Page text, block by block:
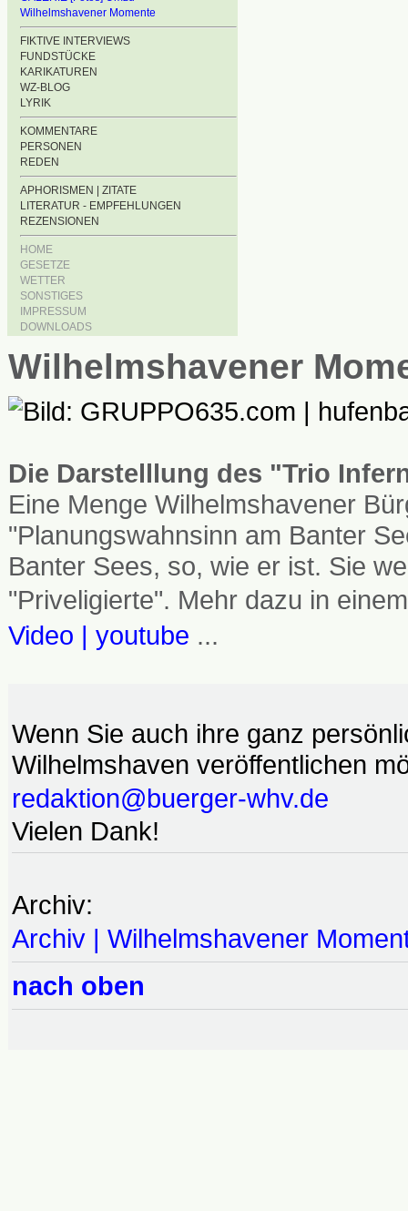
Wilhelmshavener Momente
FIKTIVE INTERVIEWS
FUNDSTÜCKE
KARIKATUREN
WZ-BLOG
LYRIK
KOMMENTARE
PERSONEN
REDEN
APHORISMEN | ZITATE
LITERATUR - EMPFEHLUNGEN
REZENSIONEN
HOME
GESETZE
WETTER
SONSTIGES
IMPRESSUM
DOWNLOADS
Wilhelmshavener
Die Darstelllung des "Trio
Eine Menge Wilhelmshavener
"Planungswahnsinn am Banter
Banter Sees, so, wie er ist. Sie
"Priveligierte". Mehr dazu in
Video | youtube ...
Wenn Sie auch ihre ganz
Wilhelmshaven veröffentlichen
redaktion@buerger-whv.de
Vielen Dank!
Archiv:
Archiv | Wilhelmshavener
nach oben